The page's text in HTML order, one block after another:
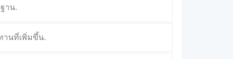
าน.
านที่เพิ่มขึ้น.